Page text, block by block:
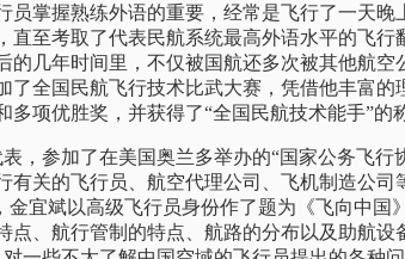
员掌握熟练外语的重要，经常是飞行了一天晚
直至考取了代表民航系统最高外语水平的飞行
几年时间里，不仅被国航还多次被其他航空
了全国民航飞行技术比武大赛，凭借他丰富
项优胜奖，并获得了“全国民航技术能手”的
，参加了在美国奥兰多举办的“国家公务飞行
有关的飞行员、航空代理公司、飞机制造公司
宜斌以高级飞行员身份作了题为《飞向中国
点、航行管制的特点、航路的分布以及助航设